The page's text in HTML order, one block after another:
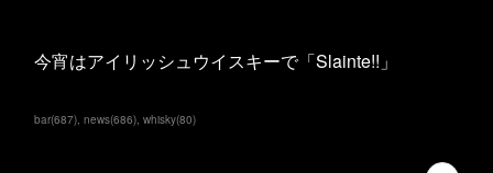
今宵はアイリッシュウイスキーで「Slainte!!」
bar(687) news(686) whisky(80)